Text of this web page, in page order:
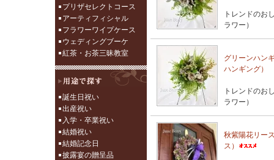
プリザセレクトコース
アーティフィシャル
フラワーワイプケース
ウェディングブーケ
紅茶・お茶三昧教室
誕生日祝い
出産祝い
入学・卒業祝い
結婚祝い
結婚記念日
披露宴の贈呈品
トレンドのお
ラワー）
グリーンハン
ハンギング）
トレンドのお
ラワー）
秋紫陽花リー
ス）